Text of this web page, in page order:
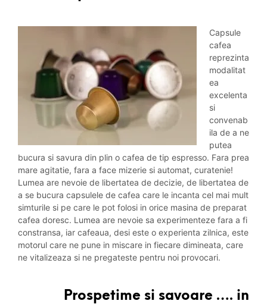
Capsule
cafea
reprezinta
modalitat
ea
excelenta
si
convenab
ila de a ne
putea
bucura si savura din plin o cafea de tip espresso. Fara prea
mare agitatie, fara a face mizerie si automat, curatenie!
Lumea are nevoie de libertatea de decizie, de libertatea de
a se bucura capsulele de cafea care le incanta cel mai mult
simturile si pe care le pot folosi in orice masina de preparat
cafea doresc. Lumea are nevoie sa experimenteze fara a fi
constransa, iar cafeaua, desi este o experienta zilnica, este
motorul care ne pune in miscare in fiecare dimineata, care
ne vitalizeaza si ne pregateste pentru noi provocari.
Prospetime si savoare …. in